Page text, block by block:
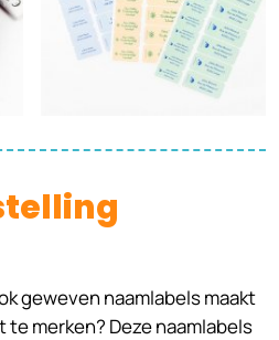
geweven naamlabels maakt
merken? Deze naamlabels